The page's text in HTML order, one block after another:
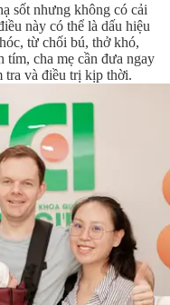
sốt nhưng không có cải
này có thể là dấu hiệu
từ chối bú, thở khó,
tím, cha mẹ cần đưa ngay
tra và điều trị kịp thời.